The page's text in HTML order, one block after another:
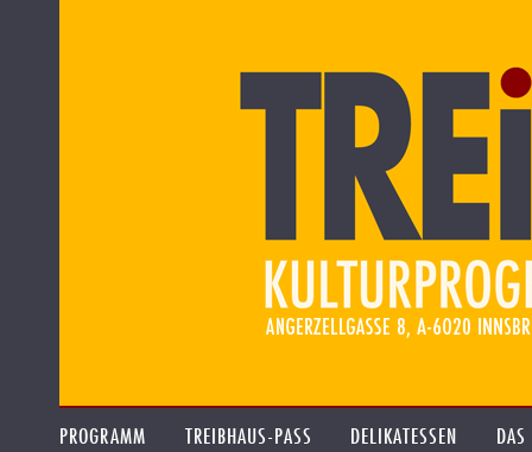
PROGRAMM TREIBHAUS-PASS DELIKATESSEN